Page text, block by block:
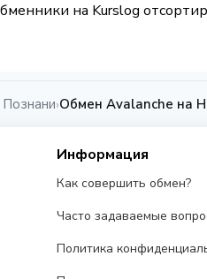
на Kurslog
›Обмен Avalanche на
Информация
Как совершить обмен?
Часто задаваемые
Политика